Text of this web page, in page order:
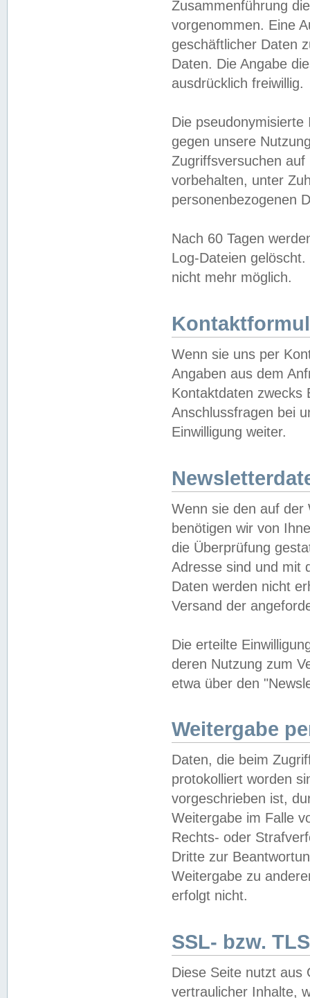
Zusammenführung
vorgenommen. Eine
geschäftlicher Daten
Daten. Die Angabe
ausdrücklich freiwillig.
Die
gegen unsere
Zugriffsversuchen
vorbehalten, unter
personenbezogenen
Nach 60 Tagen
Log-Dateien
nicht mehr möglich.
Wenn sie uns per
Angaben aus dem
Kontaktdaten zwecks
Anschlussfragen bei
Einwilligung weiter.
Wenn sie den auf der
benötigen wir von
die Überprüfung
Adresse sind und mit
Daten werden nicht
Versand der
Die erteilte
deren Nutzung zum
etwa über den
Weitergabe
Daten, die beim
protokolliert worden
vorgeschrieben ist,
Weitergabe im Falle
Rechts- oder
Dritte zur
Weitergabe zu
erfolgt nicht.
SSL- bzw.
Diese Seite nutzt aus
vertraulicher Inhalte,